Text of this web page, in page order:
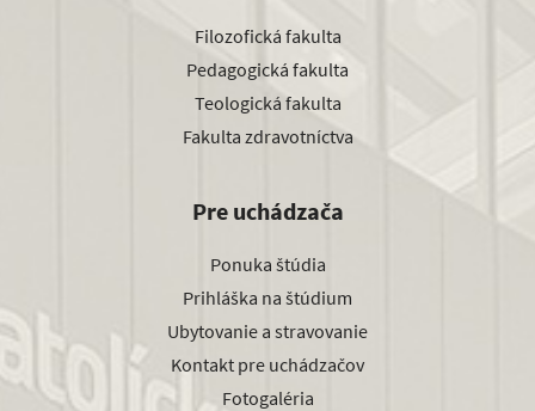
Filozofická fakulta
Pedagogická fakulta
Teologická fakulta
Fakulta zdravotníctva
Pre uchádzača
Ponuka štúdia
Prihláška na štúdium
Ubytovanie a stravovanie
Kontakt pre uchádzačov
Fotogaléria